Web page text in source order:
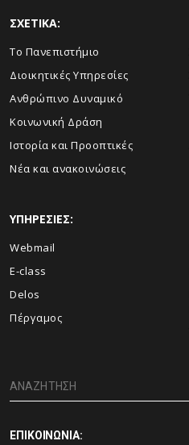
ΣΧΕΤΙΚΑ:
Το Πανεπιστήμιο
Διοικητικές Υπηρεσίες
Ανθρώπινο Δυναμικό
Κοινωνική Δράση
Ιστορία και Προοπτικές
Νέα και ανακοινώσεις
ΥΠΗΡΕΣΙΕΣ:
Webmail
E-class
Delos
Πέργαμος
ΕΠΙΚΟΙΝΩΝΙΑ: